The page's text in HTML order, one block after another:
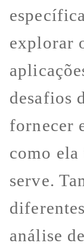
explorar
desafios
fornecer
como ela
serve.
análise